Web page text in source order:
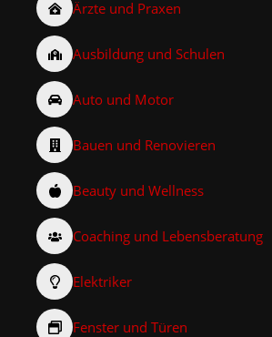
Ärzte und Praxen
Ausbildung und Schulen
Auto und Motor
Bauen und Renovieren
Beauty und Wellness
Coaching und Lebensberatung
Elektriker
Fenster und Türen